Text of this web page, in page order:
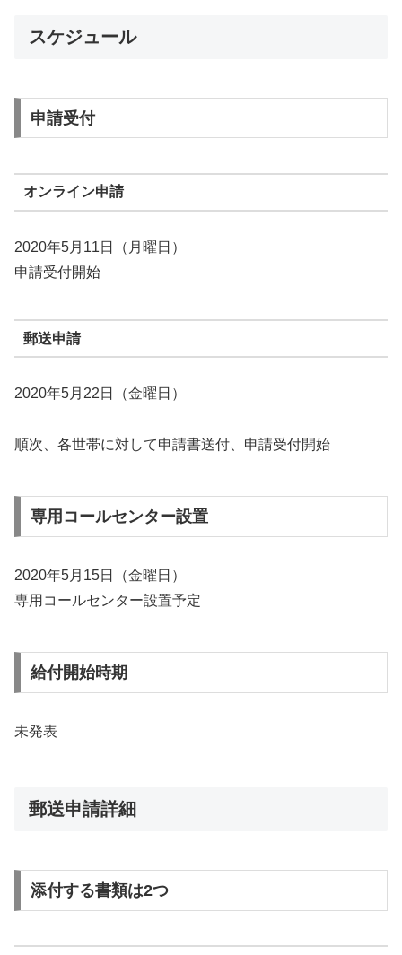
スケジュール
申請受付
オンライン申請
2020年5月11日（月曜日）
申請受付開始
郵送申請
2020年5月22日（金曜日）
順次、各世帯に対して申請書送付、申請受付開始
専用コールセンター設置
2020年5月15日（金曜日）
専用コールセンター設置予定
給付開始時期
未発表
郵送申請詳細
添付する書類は2つ